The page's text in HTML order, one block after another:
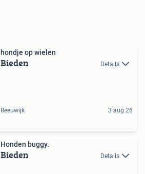
hondje op wielen
Bieden Details
Reeuwijk 3 aug 26
Honden buggy.
Bieden Details